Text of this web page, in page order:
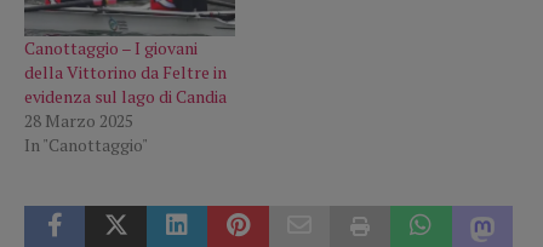
Canottaggio – I giovani
della Vittorino da Feltre in
evidenza sul lago di Candia
28 Marzo 2025
In "Canottaggio"